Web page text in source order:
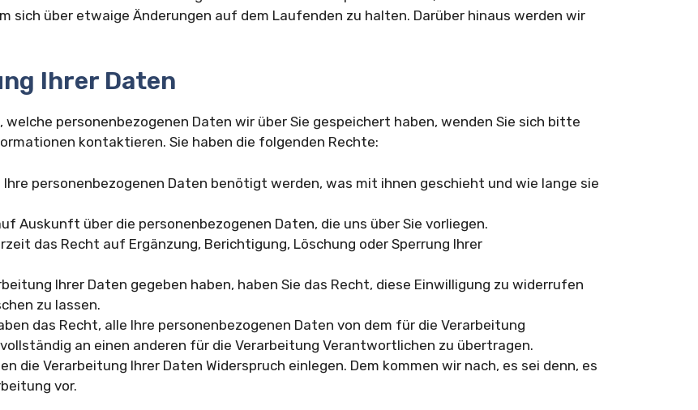
sich über etwaige Änderungen auf dem Laufenden zu halten. Darüber hinaus werden wir
Ihrer Daten
welche personenbezogenen Daten wir über Sie gespeichert haben, wenden Sie sich bitte
kontaktieren. Sie haben die folgenden Rechte:
personenbezogenen Daten benötigt werden, was mit ihnen geschieht und wie lange sie
Auskunft über die personenbezogenen Daten, die uns über Sie vorliegen.
das Recht auf Ergänzung, Berichtigung, Löschung oder Sperrung Ihrer
Ihrer Daten gegeben haben, haben Sie das Recht, diese Einwilligung zu widerrufen
zu lassen.
das Recht, alle Ihre personenbezogenen Daten von dem für die Verarbeitung
an einen anderen für die Verarbeitung Verantwortlichen zu übertragen.
die Verarbeitung Ihrer Daten Widerspruch einlegen. Dem kommen wir nach, es sei denn, es
vor.